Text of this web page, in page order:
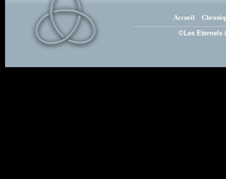
Accueil
©Les Eternels